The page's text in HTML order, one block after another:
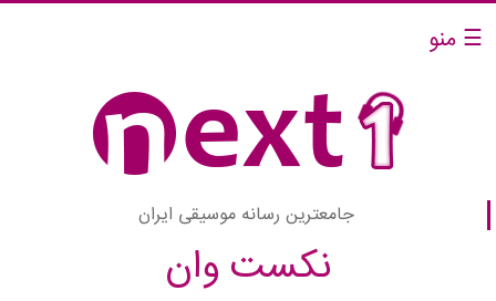
☰ منو
جامعترین رسانه موسیقی ایران
نکست وان